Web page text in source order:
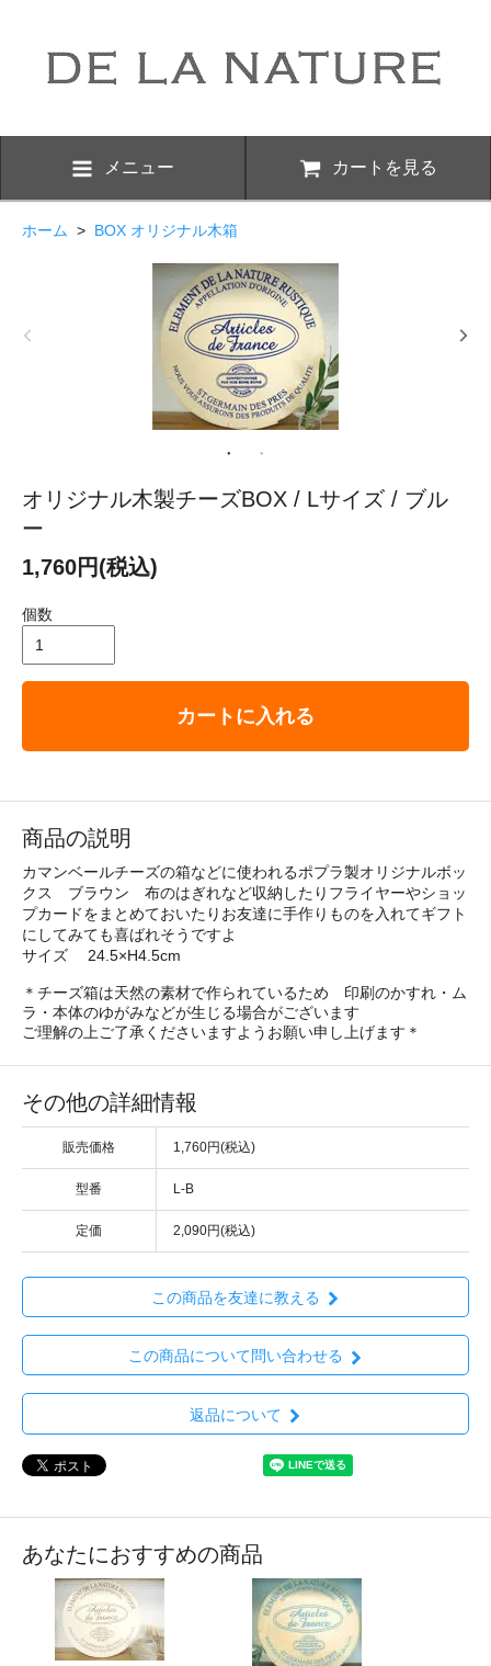
メニュー カートを見る
ホーム > BOX オリジナル木箱
オリジナル木製チーズBOX / Lサイズ / ブル
ー
1,760円(税込)
個数
カートに入れる
商品の説明
カマンベールチーズの箱などに使われるポプラ製オリジナルボッ
クス ブラウン 布のはぎれなど収納したりフライヤーやショッ
プカードをまとめておいたりお友達に手作りものを入れてギフト
にしてみても喜ばれそうですよ
サイズ 24.5×H4.5cm
＊チーズ箱は天然の素材で作られているため 印刷のかすれ・ム
ラ・本体のゆがみなどが生じる場合がございます
ご理解の上ご了承くださいますようお願い申し上げます＊
その他の詳細情報
販売価格 1,760円(税込)
型番 L-B
定価 2,090円(税込)
この商品を友達に教える
この商品について問い合わせる
返品について
あなたにおすすめの商品